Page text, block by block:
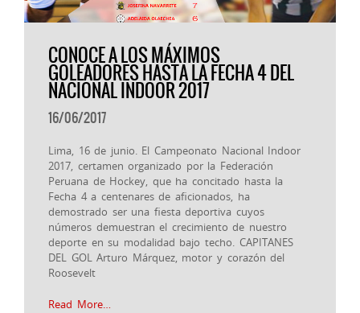
CONOCE A LOS MÁXIMOS
GOLEADORES HASTA LA FECHA 4 DEL
NACIONAL INDOOR 2017
16/06/2017
Lima, 16 de junio. El Campeonato Nacional Indoor
2017, certamen organizado por la Federación
Peruana de Hockey, que ha concitado hasta la
Fecha 4 a centenares de aficionados, ha
demostrado ser una fiesta deportiva cuyos
números demuestran el crecimiento de nuestro
deporte en su modalidad bajo techo. CAPITANES
DEL GOL Arturo Márquez, motor y corazón del
Roosevelt
Read More…